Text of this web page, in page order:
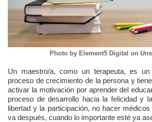
Photo by Element5 Digital on
Un maestro/a, como un terapeuta, es un acompañante del
proceso de crecimiento de la persona y
activar la motivación por aprender del
proceso de desarrollo hacia la felicidad y
libertad y la participación, no hacer
va después, cuando lo importante esté ya